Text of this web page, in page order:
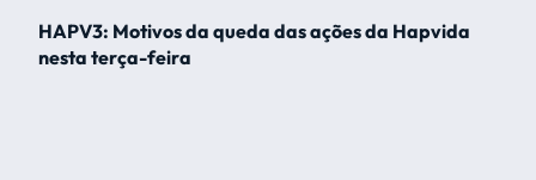
HAPV3: Motivos da queda das ações da Hapvida
nesta terça-feira